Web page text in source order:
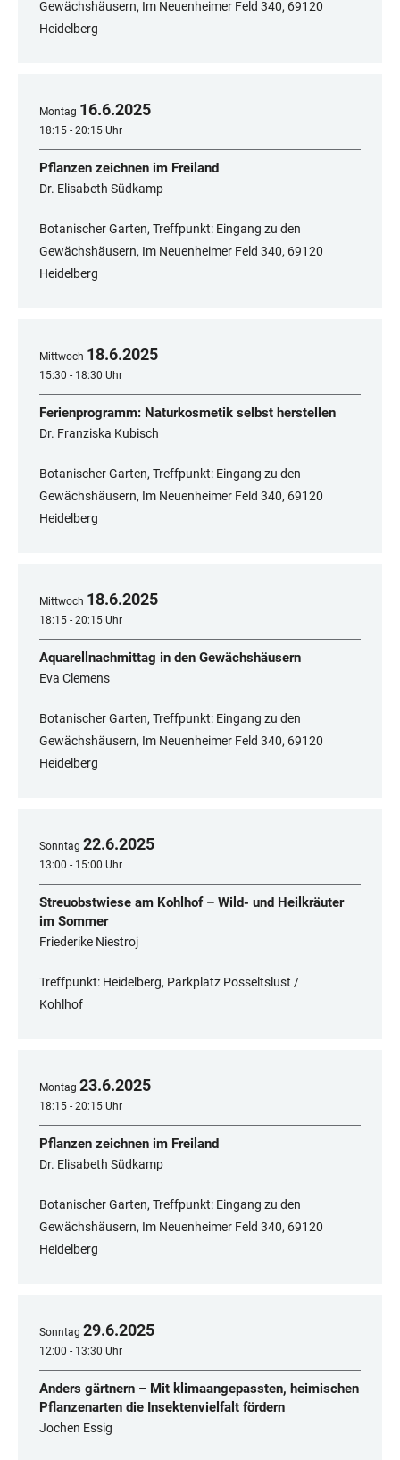
Gewächshäusern, Im Neuenheimer Feld 340, 69120
Heidelberg
Montag 16.6.2025
18:15 - 20:15 Uhr
Pflanzen zeichnen im Freiland
Dr. Elisabeth Südkamp
Botanischer Garten, Treffpunkt: Eingang zu den
Gewächshäusern, Im Neuenheimer Feld 340, 69120
Heidelberg
Mittwoch 18.6.2025
15:30 - 18:30 Uhr
Ferienprogramm: Naturkosmetik selbst herstellen
Dr. Franziska Kubisch
Botanischer Garten, Treffpunkt: Eingang zu den
Gewächshäusern, Im Neuenheimer Feld 340, 69120
Heidelberg
Mittwoch 18.6.2025
18:15 - 20:15 Uhr
Aquarellnachmittag in den Gewächshäusern
Eva Clemens
Botanischer Garten, Treffpunkt: Eingang zu den
Gewächshäusern, Im Neuenheimer Feld 340, ​​​​​​​69120
Heidelberg
Sonntag 22.6.2025
13:00 - 15:00 Uhr
Streuobstwiese am Kohlhof – Wild- und Heilkräuter
im Sommer
Friederike Niestroj
Treffpunkt: Heidelberg, Parkplatz Posseltslust /
Kohlhof
Montag 23.6.2025
18:15 - 20:15 Uhr
Pflanzen zeichnen im Freiland
Dr. Elisabeth Südkamp
Botanischer Garten, Treffpunkt: Eingang zu den
Gewächshäusern, Im Neuenheimer Feld 340, 69120
Heidelberg
Sonntag 29.6.2025
12:00 - 13:30 Uhr
Anders gärtnern – Mit klimaangepassten, heimischen
Pflanzenarten die Insektenvielfalt fördern
Jochen Essig